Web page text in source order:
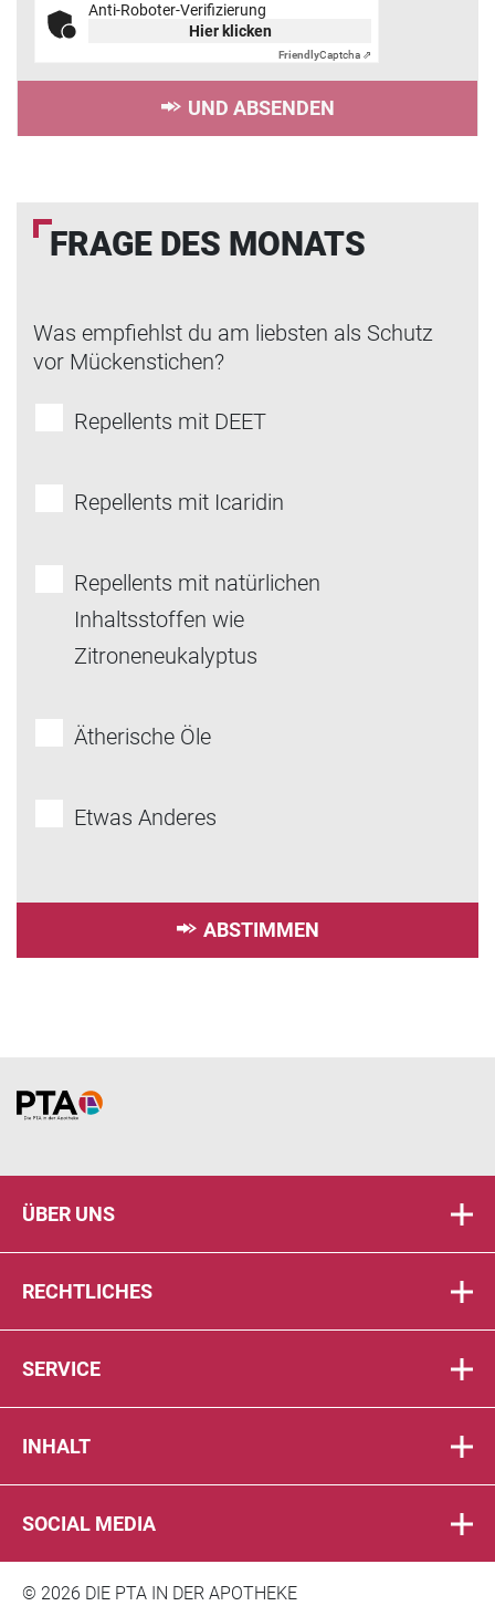
Anti-Roboter-Verifizierung
Hier klicken
FriendlyCaptcha ⇗
UND ABSENDEN
FRAGE DES MONATS
Was empfiehlst du am liebsten als Schutz
vor Mückenstichen?
Repellents mit DEET
Repellents mit Icaridin
Repellents mit natürlichen
Inhaltsstoffen wie
Zitroneneukalyptus
Ätherische Öle
Etwas Anderes
ABSTIMMEN
Home
ÜBER UNS
RECHTLICHES
SERVICE
INHALT
SOCIAL MEDIA
© 2026 DIE PTA IN DER APOTHEKE